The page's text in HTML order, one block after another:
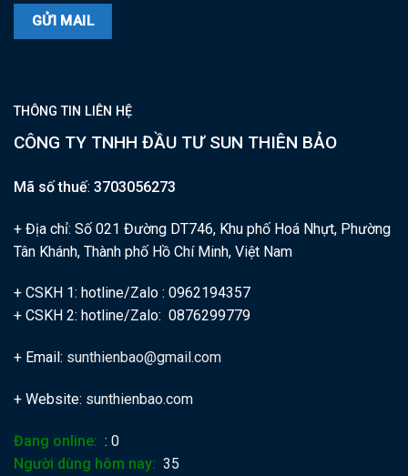
THÔNG TIN LIÊN HỆ
CÔNG TY TNHH ĐẦU TƯ SUN THIÊN BẢO
Mã số thuế: 3703056273
+ Địa chỉ: Số 021 Đường DT746, Khu phố Hoá Nhựt, Phường
Tân Khánh, Thành phố Hồ Chí Minh, Việt Nam
+ CSKH 1: hotline/Zalo : 0962194357
+ CSKH 2: hotline/Zalo: 0876299779
+ Email: sunthienbao@gmail.com
+ Website: sunthienbao.com
Đang online: : 0
Người dùng hôm nay: 35